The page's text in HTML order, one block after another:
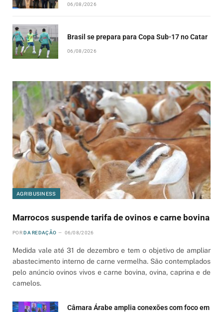
06/08/2026
Brasil se prepara para Copa Sub-17 no Catar
06/08/2026
AGRIBUSINESS
Marrocos suspende tarifa de ovinos e carne bovina
POR DA REDAÇÃO 06/08/2026
Medida vale até 31 de dezembro e tem o objetivo de ampliar
abastecimento interno de carne vermelha. São contemplados
pelo anúncio ovinos vivos e carne bovina, ovina, caprina e de
camelos.
Câmara Árabe amplia conexões com foco em